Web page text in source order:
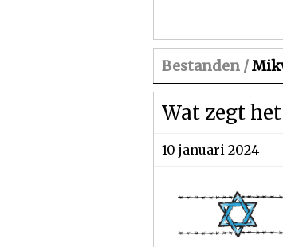
Bestanden /
Wat zegt
10 januari 2024